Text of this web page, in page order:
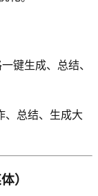
键生成、总结、
、总结、生成大
）